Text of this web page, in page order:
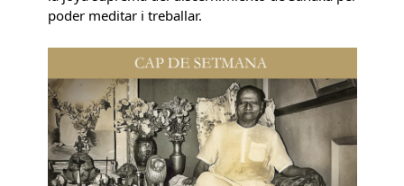
poder meditar i treballar.